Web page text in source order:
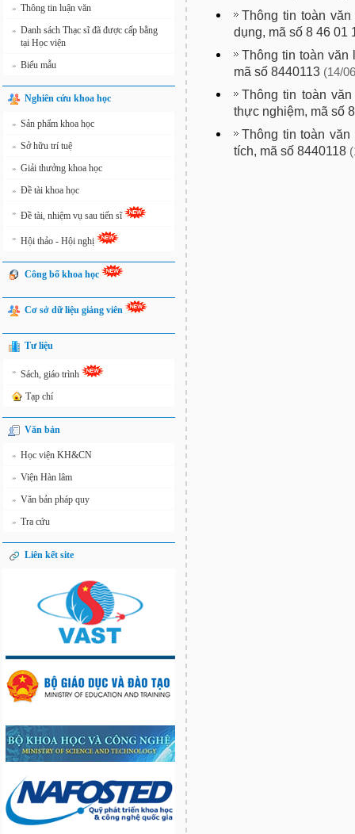
» Thông tin luận văn
» Danh sách Thạc sĩ đã được cấp bằng
tại Học viện
» Biểu mẫu
Nghiên cứu khoa học
» Sản phẩm khoa học
» Sở hữu trí tuệ
» Giải thưởng khoa học
» Đề tài khoa học
» Đề tài, nhiệm vụ sau tiến sĩ
» Hội thảo - Hội nghị
Công bố khoa học
Cơ sở dữ liệu giảng viên
Tư liệu
» Sách, giáo trình
Tạp chí
Văn bản
» Học viện KH&CN
» Viện Hàn lâm
» Văn bản pháp quy
» Tra cứu
Liên kết site
Thông tin toàn
dụng, mã số 8 46 01
Thông tin toàn văn
mã số 8440113 (14/
Thông tin toàn
thực nghiệm, mã số
Thông tin toàn
tích, mã số 8440118